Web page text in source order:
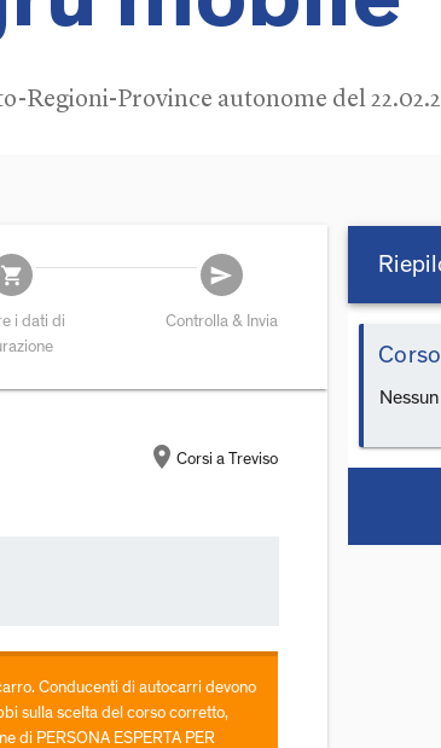
Regioni-Province autonome del
shopping_cart
i dati di
send
Controlla & Invia
location_on Corsi a Treviso
Conducenti di autocarri devono
sulla scelta del corso corretto,
di PERSONA ESPERTA PER